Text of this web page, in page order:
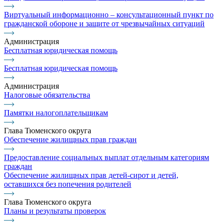
Виртуальный информационно – консультационный пункт по
гражданской обороне и защите от чрезвычайных ситуаций
Администрация
Бесплатная юридическая помощь
Бесплатная юридическая помощь
Администрация
Налоговые обязательства
Памятки налогоплательщикам
Глава Тюменского округа
Обеспечение жилищных прав граждан
Предоставление социальных выплат отдельным категориям
граждан
Обеспечение жилищных прав детей-сирот и детей,
оставшихся без попечения родителей
Глава Тюменского округа
Планы и результаты проверок